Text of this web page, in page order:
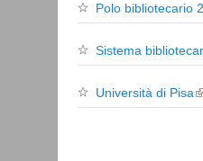
Polo bibliotecario 2
Sistema
Università di Pisa